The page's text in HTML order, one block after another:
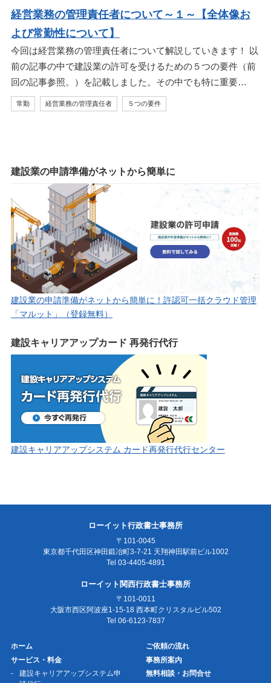
経営業務の管理責任者について～１～【全体像お
よび常勤性について】
今回は経営業務の管理責任者について解説していきます！ 以
前の記事の中で建設業の許可を受けるための５つの要件（前
回の記事参照。）を記載しました。その中でも特に重要…
常勤 経営業務の管理責任者 ５つの要件
建設業の申請準備がネットから簡単に
建設業の申請準備がネットから簡単に！許認可一括クラウド管理
「マルット」（登録無料）
建設キャリアアップカード 再発行代行
建設キャリアアップシステム カード再発行代行センター
ローイット行政書士事務所
〒101-0045
東京都千代田区神田鍛冶町3-7-21 天翔神田駅前ビル1002
Tel 03-4405-4891
ローイット関西行政書士事務所
〒101-0011
大阪市西区阿波座1-15-18 西本町クリスタルビル502
Tel 06-6123-7837
ホーム
サービス・料金
建設キャリアアップシステム申
ご依頼の流れ
事務所案内
無料相談・お問合せ